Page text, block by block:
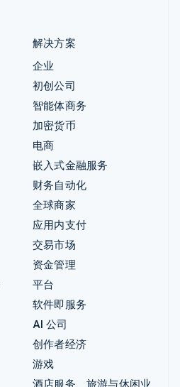
解决方案
企业
初创公司
智能体商务
加密货币
电商
嵌入式金融服务
财务自动化
全球商家
应用内支付
交易市场
资金管理
平台
软件即服务
AI 公司
创作者经济
游戏
酒店服务、旅游与休闲业